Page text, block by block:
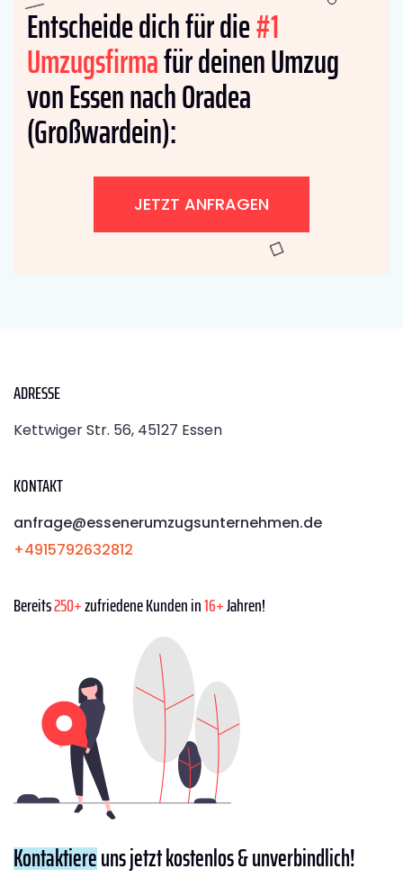
Entscheide dich für die#1
Umzugsfirmafür deinen Umzug
von Essen nach Oradea
(Großwardein):
JETZT ANFRAGEN
ADRESSE
Kettwiger Str. 56, 45127 Essen
KONTAKT
anfrage@essenerumzugsunternehmen.de
+4915792632812
Bereits250+zufriedene Kunden in16+Jahren!
Kontaktiereuns jetzt kostenlos & unverbindlich!